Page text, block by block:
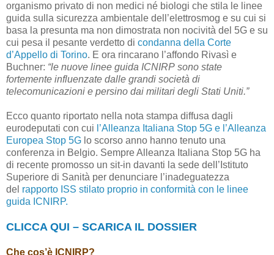
organismo privato di non medici né biologi che stila le linee
guida sulla sicurezza ambientale dell’elettrosmog e su cui si
basa la presunta ma non dimostrata non nocività del 5G e su
cui pesa il pesante verdetto di condanna della Corte
d’Appello di Torino. E ora rincarano l’affondo Rivasì e
Buchner: “le nuove linee guida ICNIRP sono state
fortemente influenzate dalle grandi società di
telecomunicazioni e persino dai militari degli Stati Uniti.”
Ecco quanto riportato nella nota stampa diffusa dagli
eurodeputati con cui l’Alleanza Italiana Stop 5G e l’Alleanza
Europea Stop 5G lo scorso anno hanno tenuto una
conferenza in Belgio. Sempre Alleanza Italiana Stop 5G ha
di recente promosso un sit-in davanti la sede dell’Istituto
Superiore di Sanità per denunciare l’inadeguatezza
del rapporto ISS stilato proprio in conformità con le linee
guida ICNIRP.
CLICCA QUI – SCARICA IL DOSSIER
Che cos’è ICNIRP?